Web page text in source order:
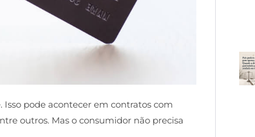
pode acontecer em contratos com
outros. Mas o consumidor não precisa